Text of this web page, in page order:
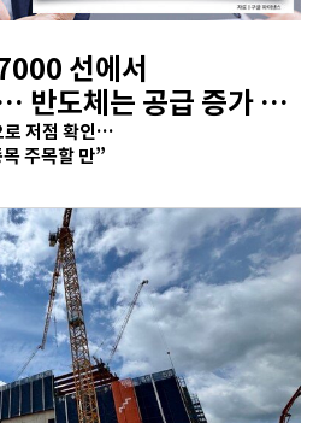
선에서
반도체는 공급 증가 선
로 저점 확인…
주목할 만”